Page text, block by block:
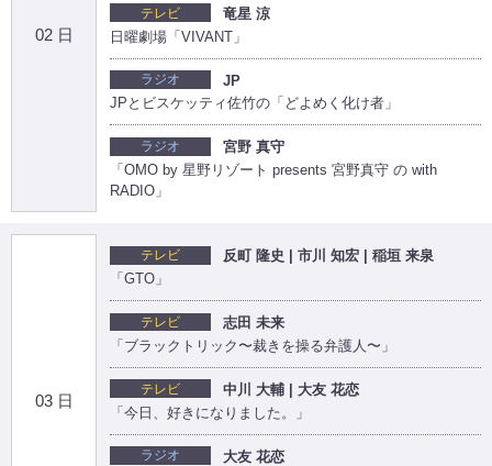
02 日
テレビ
竜星 涼
日曜劇場「VIVANT」
ラジオ
JP
JPとビスケッティ佐竹の「どよめく化け者」
ラジオ
宮野 真守
「OMO by 星野リゾート presents 宮野真守 の with
RADIO」
03 日
テレビ
反町 隆史 | 市川 知宏 | 稲垣 来泉
「GTO」
テレビ
志田 未来
「ブラックトリック〜裁きを操る弁護人〜」
テレビ
中川 大輔 | 大友 花恋
「今日、好きになりました。」
ラジオ
大友 花恋